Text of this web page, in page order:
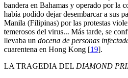
bandera en Bahamas y operado por la
había podido dejar desembarcar a sus
Manila (Filipinas) por las protestas
temerosos del virus... Más tarde, se
llevaba un docena de personas
cuarentena en Hong Kong [19].
LA TRAGEDIA DEL DIAMOND